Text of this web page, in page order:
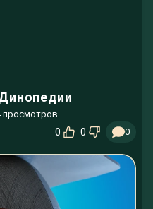
просмотров
0 0 0